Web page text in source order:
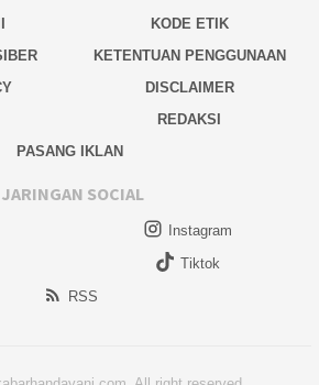
KODE ETIK
KETENTUAN PENGGUNAAN
DISCLAIMER
REDAKSI
PASANG IKLAN
JARINGAN SOCIAL
Instagram
Tiktok
RSS